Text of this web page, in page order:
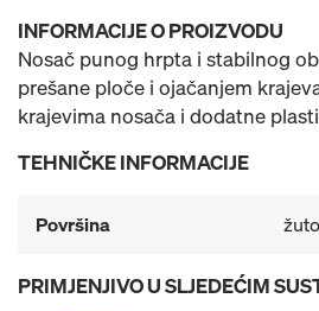
INFORMACIJE O PROIZVODU
Nosač punog hrpta i stabilnog
prešane ploče i ojačanjem
krajevima nosača i dodatne
TEHNIČKE INFORMACIJE
Površina
PRIMJENJIVO U SLJEDEĆIM